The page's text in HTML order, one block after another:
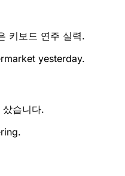
키보드 연주 실력.
yesterday.
습니다.